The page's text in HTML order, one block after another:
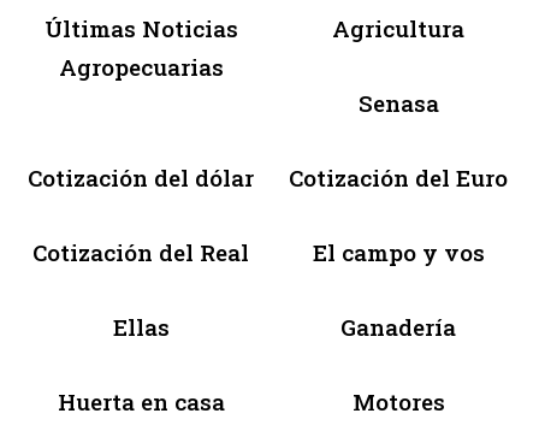
Últimas Noticias
Agropecuarias
Agricultura
Senasa
Cotización del dólar Cotización del Euro
Cotización del Real El campo y vos
Ellas Ganadería
Huerta en casa Motores